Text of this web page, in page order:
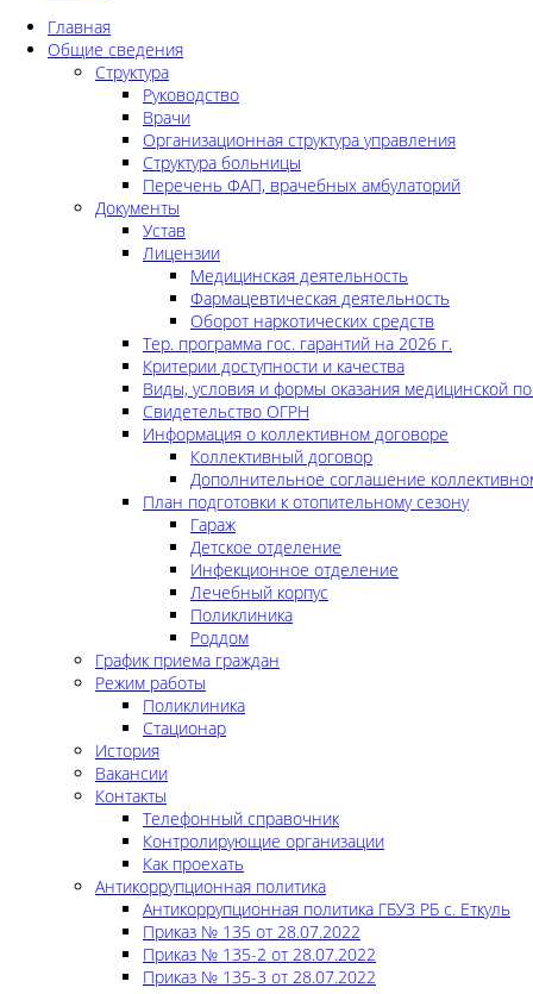
Главная
Общие сведения
Структура
Руководство
Врачи
Организационная структура управления
Структура больницы
Перечень ФАП, врачебных амбулаторий
Документы
Устав
Лицензии
Медицинская деятельность
Фармацевтическая деятельность
Оборот наркотических средств
Тер. программа гос. гарантий на 2026 г.
Критерии доступности и качества
Виды, условия и формы оказания медицинской
Свидетельство ОГРН
Информация о коллективном договоре
Коллективный договор
Дополнительное соглашение
План подготовки к отопительному сезону
Гараж
Детское отделение
Инфекционное отделение
Лечебный корпус
Поликлиника
Роддом
График приема граждан
Режим работы
Поликлиника
Стационар
История
Вакансии
Контакты
Телефонный справочник
Контролирующие организации
Как проехать
Антикоррупционная политика
Антикоррупционная политика ГБУЗ РБ с. Еткуль
Приказ № 135 от 28.07.2022
Приказ № 135-2 от 28.07.2022
Приказ № 135-3 от 28.07.2022